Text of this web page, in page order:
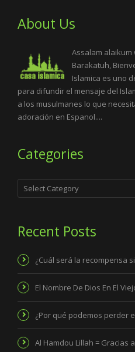
About Us
Assalam
Barakatuh,
Islamica es uno
para difundir el mensaje del
a los musulmanes lo que
adoración en Espanol....
Categories
Categories
Recent Posts
¿Cuál será la recompensa
El Nombre De Dios En El
¿Por qué podemos perder
Al Hamdou Lillah = Gracias